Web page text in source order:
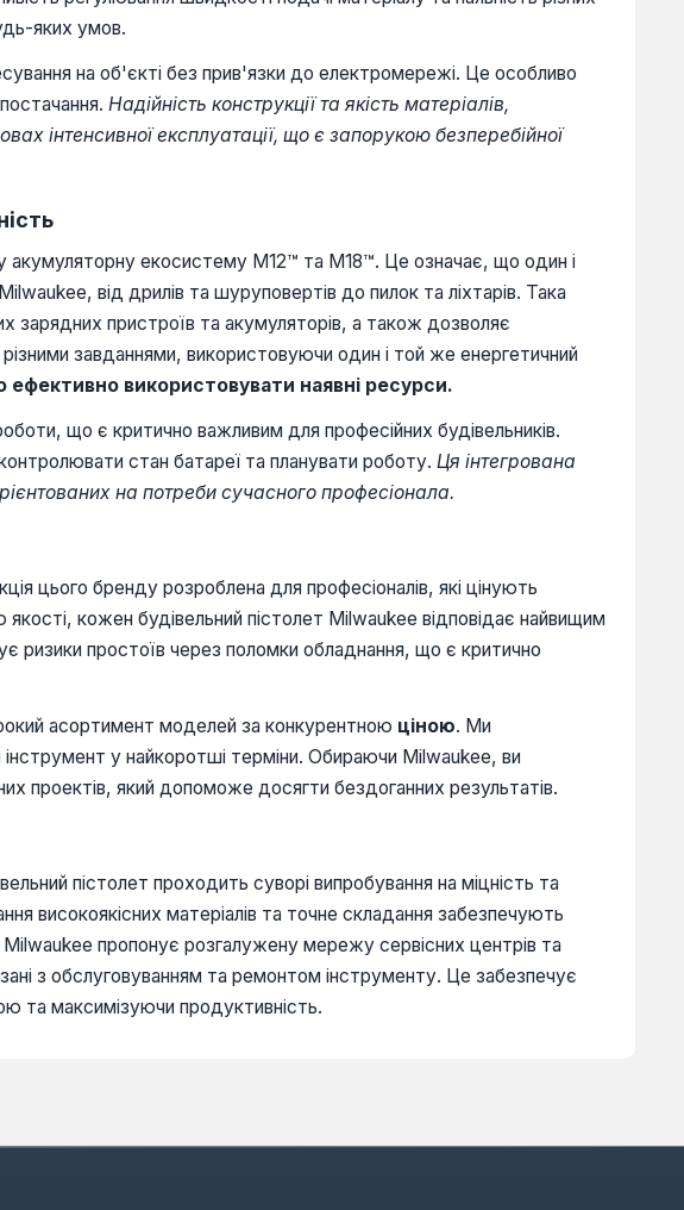
яких умов.
на об'єкті без прив'язки до електромережі. Це особливо
Надійність конструкції та якість матеріалів,
інтенсивної експлуатації, що є запорукою безперебійної
акумуляторну екосистему M12™ та M18™. Це означає, що один і
від дрилів та шуруповертів до пилок та ліхтарів. Така
зарядних пристроїв та акумуляторів, а також дозволяє
завданнями, використовуючи один і той же енергетичний
використовувати наявні ресурси.
що є критично важливим для професійних будівельників.
стан батареї та планувати роботу. Ця інтегрована
на потреби сучасного професіонала.
цього бренду розроблена для професіоналів, які цінують
кожен будівельний пістолет Milwaukee відповідає найвищим
ризики простоїв через поломки обладнання, що є критично
асортимент моделей за конкурентною ціною. Ми
інструмент у найкоротші терміни. Обираючи Milwaukee, ви
проектів, який допоможе досягти бездоганних результатів.
пістолет проходить суворі випробування на міцність та
високоякісних матеріалів та точне складання забезпечують
Milwaukee пропонує розгалужену мережу сервісних центрів та
з обслуговуванням та ремонтом інструменту. Це забезпечує
та максимізуючи продуктивність.